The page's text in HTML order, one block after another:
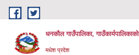
Skip to main content
धनकौल गाउँपालिका,
मधेश प्रदेश